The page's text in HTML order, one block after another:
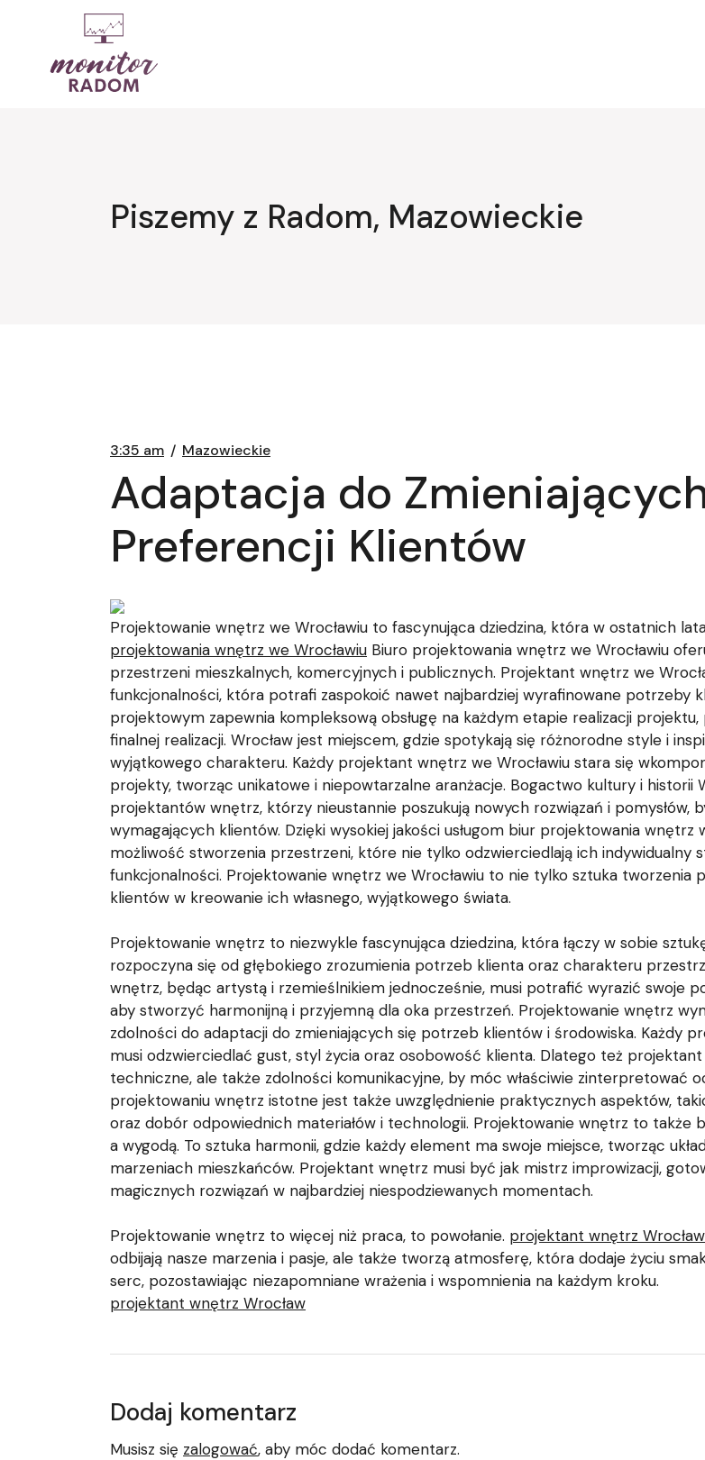
Piszemy z Radom, Mazowieckie
3:35 am Mazowieckie
Adaptacja do
Preferencji Klientów
Projektowanie wnętrz we Wrocławiu to fascynująca dziedzina, która w ostatnich
projektowania wnętrz we Wrocławiu Biuro projektowania wnętrz we Wrocławiu
przestrzeni mieszkalnych, komercyjnych i publicznych. Projektant wnętrz we
funkcjonalności, która potrafi zaspokoić nawet najbardziej wyrafinowane potrzeby
projektowym zapewnia kompleksową obsługę na każdym etapie realizacji
finalnej realizacji. Wrocław jest miejscem, gdzie spotykają się różnorodne style i
wyjątkowego charakteru. Każdy projektant wnętrz we Wrocławiu stara się
projekty, tworząc unikatowe i niepowtarzalne aranżacje. Bogactwo kultury i historii
projektantów wnętrz, którzy nieustannie poszukują nowych rozwiązań i pomysłów,
wymagających klientów. Dzięki wysokiej jakości usługom biur projektowania
możliwość stworzenia przestrzeni, które nie tylko odzwierciedlają ich indywidualny
funkcjonalności. Projektowanie wnętrz we Wrocławiu to nie tylko sztuka tworzenia
klientów w kreowanie ich własnego, wyjątkowego świata.
Projektowanie wnętrz to niezwykle fascynująca dziedzina, która łączy w sobie
rozpoczyna się od głębokiego zrozumienia potrzeb klienta oraz charakteru
wnętrz, będąc artystą i rzemieślnikiem jednocześnie, musi potrafić wyrazić swoje
aby stworzyć harmonijną i przyjemną dla oka przestrzeń. Projektowanie wnętrz
zdolności do adaptacji do zmieniających się potrzeb klientów i środowiska. Każdy
musi odzwierciedlać gust, styl życia oraz osobowość klienta. Dlatego też
techniczne, ale także zdolności komunikacyjne, by móc właściwie zinterpretować
projektowaniu wnętrz istotne jest także uwzględnienie praktycznych aspektów,
oraz dobór odpowiednich materiałów i technologii. Projektowanie wnętrz to także
a wygodą. To sztuka harmonii, gdzie każdy element ma swoje miejsce, tworząc
marzeniach mieszkańców. Projektant wnętrz musi być jak mistrz improwizacji,
magicznych rozwiązań w najbardziej niespodziewanych momentach.
Projektowanie wnętrz to więcej niż praca, to powołanie. projektant wnętrz Wrocław
odbijają nasze marzenia i pasje, ale także tworzą atmosferę, która dodaje życiu
serc, pozostawiając niezapomniane wrażenia i wspomnienia na każdym kroku.
projektant wnętrz Wrocław
Dodaj komentarz
Musisz się zalogować, aby móc dodać komentarz.